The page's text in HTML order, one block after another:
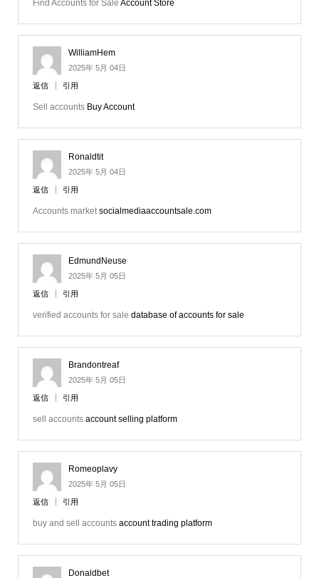
Find Accounts for Sale Account Store
WilliamHem
2025年 5月 04日
返信 引用
Sell accounts Buy Account
Ronaldtit
2025年 5月 04日
返信 引用
Accounts marketsocialmediaaccountsale.com
EdmundNeuse
2025年 5月 05日
返信 引用
verified accounts for sale database of accounts for sale
Brandontreaf
2025年 5月 05日
返信 引用
sell accounts account selling platform
Romeoplavy
2025年 5月 05日
返信 引用
buy and sell accounts account trading platform
Donaldbet